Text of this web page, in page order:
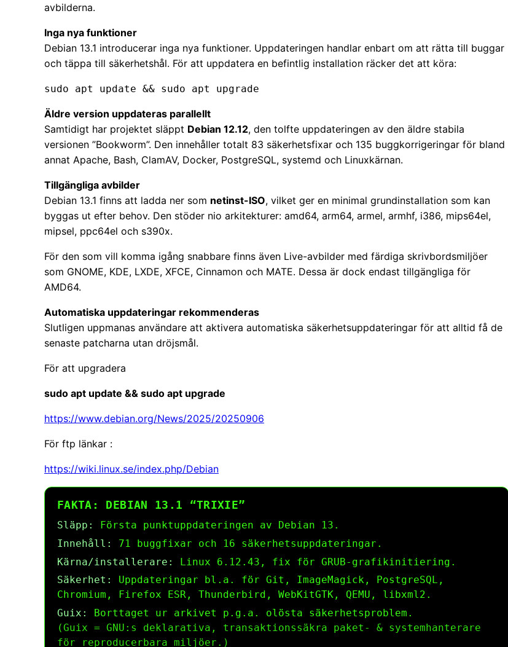
avbilderna.
Inga nya funktioner
Debian 13.1 introducerar inga nya funktioner. Uppdateringen handlar enbart om att rätta till buggar
och täppa till säkerhetshål. För att uppdatera en befintlig installation räcker det att köra:
sudo apt update && sudo apt upgrade
Äldre version uppdateras parallellt
Samtidigt har projektet släppt Debian 12.12, den tolfte uppdateringen av den äldre stabila
versionen ”Bookworm”. Den innehåller totalt 83 säkerhetsfixar och 135 buggkorrigeringar för bland
annat Apache, Bash, ClamAV, Docker, PostgreSQL, systemd och Linuxkärnan.
Tillgängliga avbilder
Debian 13.1 finns att ladda ner som netinst-ISO, vilket ger en minimal grundinstallation som kan
byggas ut efter behov. Den stöder nio arkitekturer: amd64, arm64, armel, armhf, i386, mips64el,
mipsel, ppc64el och s390x.
För den som vill komma igång snabbare finns även Live-avbilder med färdiga skrivbordsmiljöer
som GNOME, KDE, LXDE, XFCE, Cinnamon och MATE. Dessa är dock endast tillgängliga för
AMD64.
Automatiska uppdateringar rekommenderas
Slutligen uppmanas användare att aktivera automatiska säkerhetsuppdateringar för att alltid få de
senaste patcharna utan dröjsmål.
För att upgradera
sudo apt update && sudo apt upgrade
https://www.debian.org/News/2025/20250906
För ftp länkar :
https://wiki.linux.se/index.php/Debian
FAKTA: DEBIAN 13.1 “TRIXIE”
Släpp:
Första punktuppdateringen av Debian 13.
Innehåll:
71 buggfixar och 16 säkerhetsuppdateringar.
Kärna/installerare:
Linux 6.12.43, fix för GRUB-grafikinitiering.
Säkerhet:
Uppdateringar bl.a. för Git, ImageMagick, PostgreSQL,
Chromium, Firefox ESR, Thunderbird, WebKitGTK, QEMU, libxml2.
Guix:
Borttaget ur arkivet p.g.a. olösta säkerhetsproblem.
(Guix = GNU:s deklarativa, transaktionssäkra paket- & systemhanterare
för reproducerbara miljöer.)